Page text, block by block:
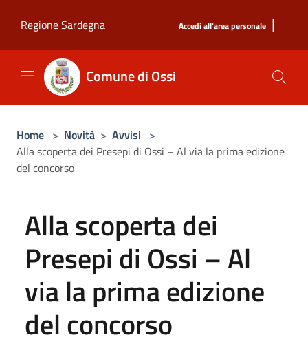
Regione Sardegna
Accedi all'area personale |
Comune di Ossi
Home > Novità > Avvisi >
Alla scoperta dei Presepi di Ossi – Al via la prima edizione
del concorso
Alla scoperta dei
Presepi di Ossi – Al
via la prima edizione
del concorso